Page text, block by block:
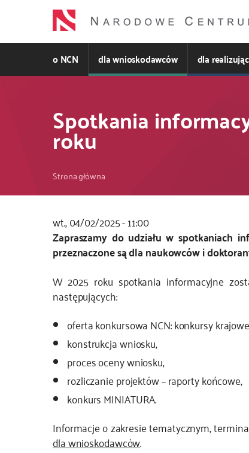
o NCN dla wnioskodawców dla
Spotkania
roku
Ścieżka
nawigacyjna
Strona główna
wt., 04/02/2025 - 11:00
Kod
CSS
JS
Zapraszamy do udziału w spotkaniach
przeznaczone są dla naukowców i
W 2025 roku spotkania informacyjne
następujących:
oferta konkursowa NCN: konkursy
konstrukcja wniosku,
proces oceny wniosku,
rozliczanie projektów – raporty końcowe,
konkurs MINIATURA.
Informacje o zakresie tematycznym,
dla wnioskodawców.